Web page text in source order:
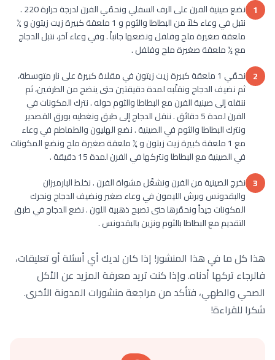
1
نضع صينية الفرن على الرف السفلي ونحمّي الفرن لدرجة حرارة 220 .
نتبل في وعاء كلاّ من البطاطا والثوم و 1 ملعقة كبيرة زيت زيتون و ¼
ملعقة صغيرة ملح وفلفل ونضعها جانباً . وفي وعاء آخر، نتبل الدجاج
مع ½ ملعقة صغيرة ملح وفلفل .
2
نحمّي 1 ملعقة كبيرة زيت زيتون في مقلاة كبيرة على نار متوسطة،
ثم نضيف الدجاج ونقلّبه لمدة دقيقتين حتى ينضج من الطرفين، ثم
ننقله إلى صينية الفرن مع البطاطا والثوم حوله . نترك المكونات في
الفرن لمدة 5 دقائق . ننقل الدجاج إلى طبق ونغطيه بورق القصدير
ونترك البطاطا والثوم في الصينية . نضع الهليون والطماطم في وعاء
مع 1 ملعقة كبيرة زيت زيتون و ¼ ملعقة صغيرة ملح ونضع المكونات
في الصينية مع البطاطا ونتركها في الفرن لمدة 15 دقيقة .
3 نخرج الصينية من الفرن ونشغّل مشواة الفرن . نخلط البارميزان
والبقدونس وبرش الليمون في وعاء صغير ونضيف الدجاج ونحرك
المكونات جيداً ونحمّرها حتى تصبح ذهبية اللون . نضع الدجاج في طبق
التقديم مع البطاطا بالثوم ونزين بالبقدونس .
هذا كل ما في هذا المنشور! إذا كان لديك أي أسئلة أو تعليقات،
فالرجاء تركها أدناه. وإذا كنت تريد معرفة المزيد عن الأكل
الصحي والطهي، فتأكد من مراجعة منشورات المدونة الأخرى.
شكرا للقراءة!